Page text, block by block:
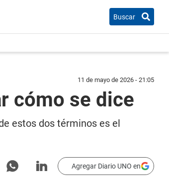
Buscar
11 de mayo de 2026 - 21:05
cómo se dice
estos dos términos es el
Agregar Diario UNO en